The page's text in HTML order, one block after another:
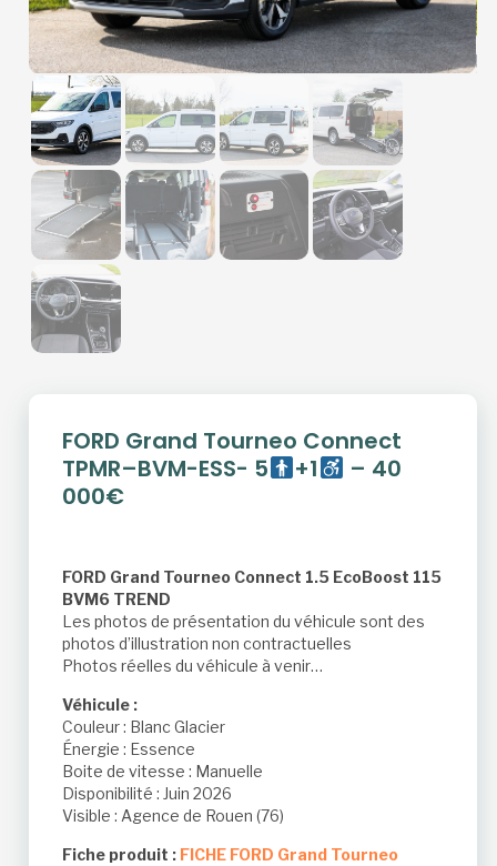
FORD Grand Tourneo Connect
TPMR–BVM-ESS- 5
+1
– 40
000€
FORD Grand Tourneo Connect 1.5 EcoBoost 115
BVM6 TREND
Les photos de présentation du véhicule sont des
photos d’illustration non contractuelles
Photos réelles du véhicule à venir…
Véhicule :
Couleur : Blanc Glacier
Énergie : Essence
Boite de vitesse : Manuelle
Disponibilité : Juin 2026
Visible : Agence de Rouen (76)
Fiche produit : FICHE FORD Grand Tourneo